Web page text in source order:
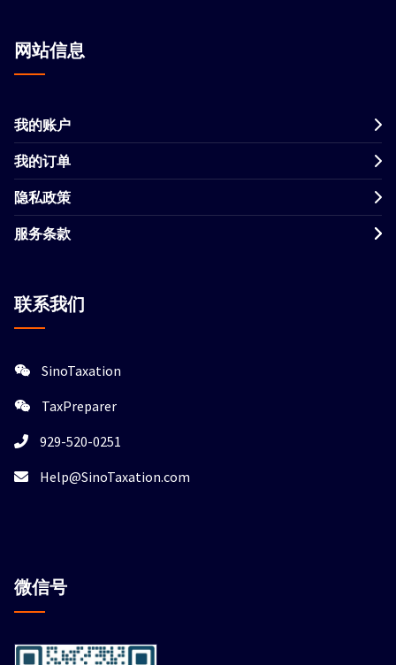
网站信息
我的账户
我的订单
隐私政策
服务条款
联系我们
SinoTaxation
TaxPreparer
929-520-0251
Help@SinoTaxation.com
微信号